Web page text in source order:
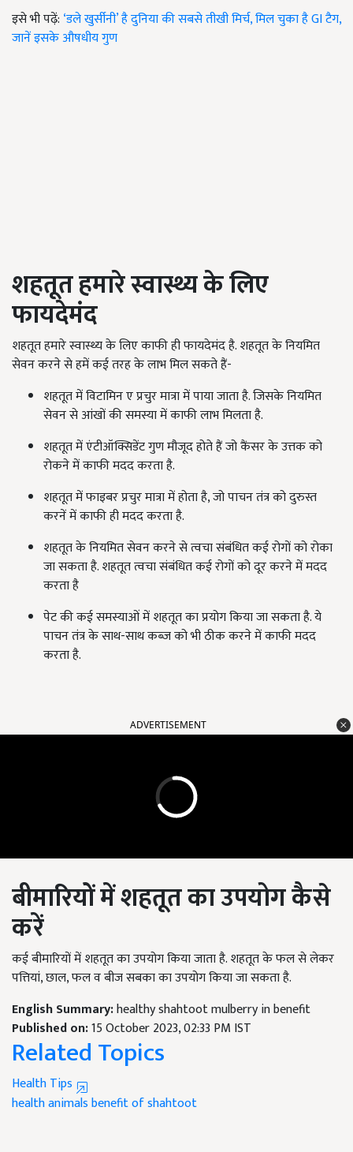
इसे भी पढ़ें: ‘डले खुर्सीनी’ है दुनिया की सबसे तीखी मिर्च, मिल चुका है GI टैग,
जानें इसके औषधीय गुण
शहतूत हमारे स्वास्थ्य के लिए
फायदेमंद
शहतूत हमारे स्वास्थ्य के लिए काफी ही फायदेमंद है. शहतूत के नियमित
सेवन करने से हमें कई तरह के लाभ मिल सकते हैं-
शहतूत में विटामिन ए प्रचुर मात्रा में पाया जाता है. जिसके नियमित
सेवन से आंखों की समस्या में काफी लाभ मिलता है.
शहतूत में एंटीऑक्सिडेंट गुण मौजूद होते हैं जो कैंसर के उत्तक को
रोकने में काफी मदद करता है.
शहतूत में फाइबर प्रचुर मात्रा में होता है, जो पाचन तंत्र को दुरुस्त
करनें में काफी ही मदद करता है.
शहतूत के नियमित सेवन करने से त्वचा संबंधित कई रोगों को रोका
जा सकता है. शहतूत त्वचा संबंधित कई रोगों को दूर करने में मदद
करता है
पेट की कई समस्याओं में शहतूत का प्रयोग किया जा सकता है. ये
पाचन तंत्र के साथ-साथ कब्ज को भी ठीक करने में काफी मदद
करता है.
ADVERTISEMENT
बीमारियों में शहतूत का उपयोग कैसे
करें
कई बीमारियों में शहतूत का उपयोग किया जाता है. शहतूत के फल से लेकर
पत्तियां, छाल, फल व बीज सबका का उपयोग किया जा सकता है.
English Summary:healthy shahtoot mulberry in benefit
Published on:15 October 2023, 02:33 PM IST
Related Topics
Health Tips
healthanimalsbenefit of shahtoot